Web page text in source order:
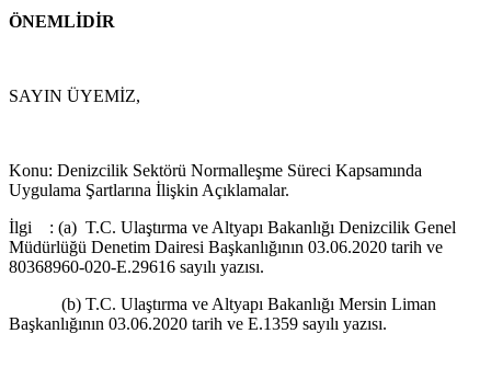
ÖNEMLİDİR
SAYIN ÜYEMİZ,
Konu: Denizcilik Sektörü Normalleşme Süreci Kapsamında
Uygulama Şartlarına İlişkin Açıklamalar.
İlgi : (a) T.C. Ulaştırma ve Altyapı Bakanlığı Denizcilik Genel
Müdürlüğü Denetim Dairesi Başkanlığının 03.06.2020 tarih ve
80368960-020-E.29616 sayılı yazısı.
(b) T.C. Ulaştırma ve Altyapı Bakanlığı Mersin Liman
Başkanlığının 03.06.2020 tarih ve E.1359 sayılı yazısı.